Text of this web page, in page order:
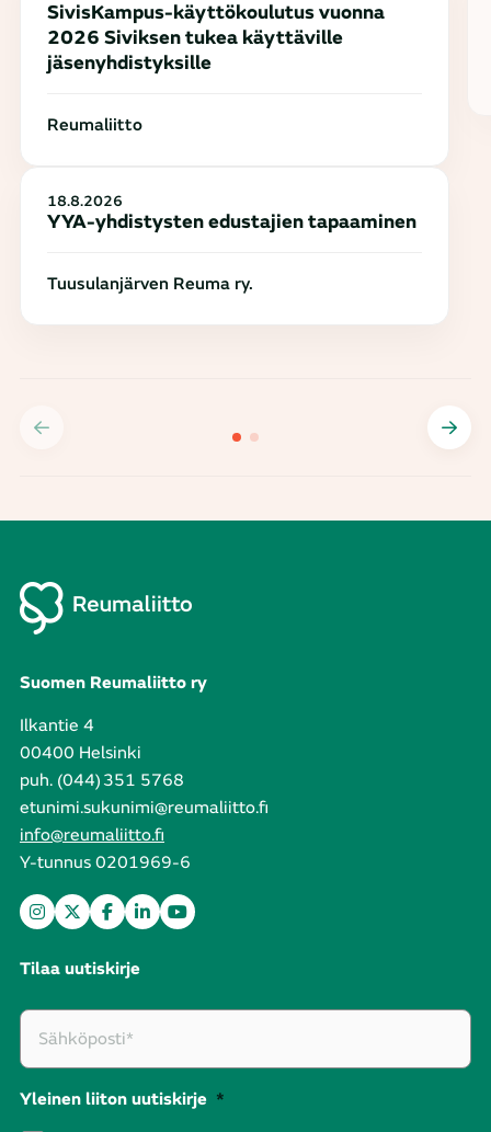
SivisKampus-käyttökoulutus vuonna
2026 Siviksen tukea käyttäville
jäsenyhdistyksille
Reumaliitto
18.8.2026
YYA-yhdistysten edustajien tapaaminen
Tuusulanjärven Reuma ry.
Suomen Reumaliitto ry
Ilkantie 4
00400 Helsinki
puh. (044) 351 5768
etunimi.sukunimi@reumaliitto.fi
info@reumaliitto.fi
Y-tunnus 0201969-6
Tilaa uutiskirje
Yleinen liiton uutiskirje *